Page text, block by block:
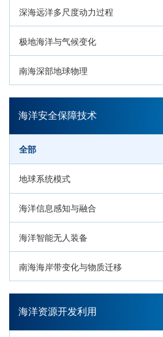
深海远洋多尺度动力过程
极地海洋与气候变化
南海深部地球物理
深海生命与生态过程
海洋安全保障技术
全部
地球系统模式
海洋信息感知与融合
海洋智能无人装备
南海海岸带变化与物质迁移
环南海地质过程与灾害响应
海洋资源开发利用